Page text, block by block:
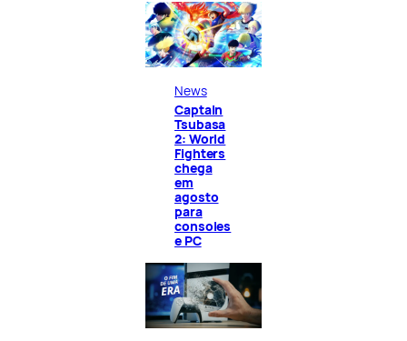
News
Captain
Tsubasa
2: World
Fighters
chega
em
agosto
para
consoles
e PC